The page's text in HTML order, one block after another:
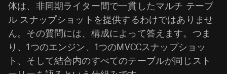
体は、非同期ライター間で一貫したマルチ テーブ
ル スナップショットを提供するわけではありませ
ん。その質問には、構成によって答えます。つま
り、1つのエンジン、1つのMVCCスナップショッ
ト、そして結合内のすべてのテーブルが同じスト